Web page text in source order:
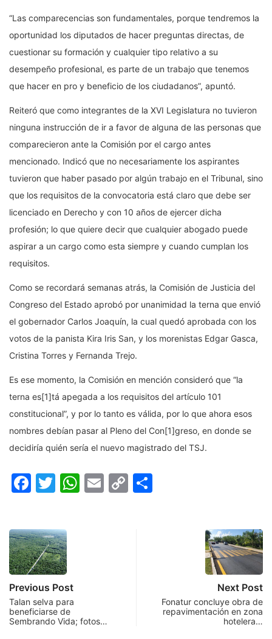
“Las comparecencias son fundamentales, porque tendremos la
oportunidad los diputados de hacer preguntas directas, de
cuestionar su formación y cualquier tipo relativo a su
desempeño profesional, es parte de un trabajo que tenemos
que hacer en pro y beneficio de los ciudadanos”, apuntó.
Reiteró que como integrantes de la XVI Legislatura no tuvieron
ninguna instrucción de ir a favor de alguna de las personas que
comparecieron ante la Comisión por el cargo antes
mencionado. Indicó que no necesariamente los aspirantes
tuvieron que haber pasado por algún trabajo en el Tribunal, sino
que los requisitos de la convocatoria está claro que debe ser
licenciado en Derecho y con 10 años de ejercer dicha
profesión; lo que quiere decir que cualquier abogado puede
aspirar a un cargo como esta siempre y cuando cumplan los
requisitos.
Como se recordará semanas atrás, la Comisión de Justicia del
Congreso del Estado aprobó por unanimidad la terna que envió
el gobernador Carlos Joaquín, la cual quedó aprobada con los
votos de la panista Kira Iris San, y los morenistas Edgar Gasca,
Cristina Torres y Fernanda Trejo.
Es ese momento, la Comisión en mención consideró que “la
terna es[1]tá apegada a los requisitos del artículo 101
constitucional”, y por lo tanto es válida, por lo que ahora esos
nombres debían pasar al Pleno del Con[1]greso, en donde se
decidiría quién sería el nuevo magistrado del TSJ.
Facebook
Twitter
WhatsApp
Email
Copy
Previous Post
Talan selva para
beneficiarse de
Sembrando Vida; fotos…
Next Post
Fonatur concluye obra de
repavimentación en zona
hotelera…